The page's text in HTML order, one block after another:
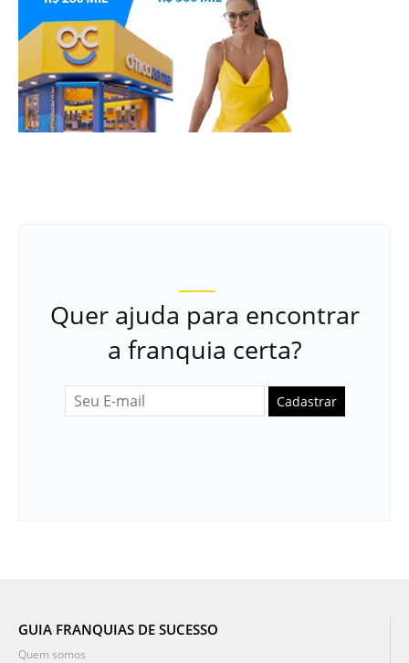
Quer ajuda para encontrar
a franquia certa?
Cadastrar
GUIA FRANQUIAS DE SUCESSO
Quem somos